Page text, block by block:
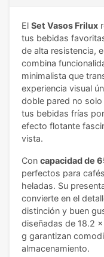
El Set Vasos Frilux
tus bebidas
de alta resistencia,
combina
minimalista que
experiencia visual
doble pared no
tus bebidas frías
efecto flotante
vista.
Con capacidad de
perfectos para
heladas. Su
convierte en el
distinción y buen
diseñadas de 18.2
g garantizan
almacenamiento.